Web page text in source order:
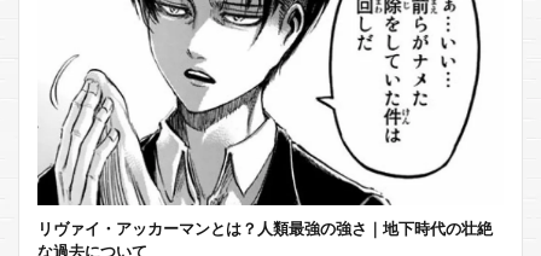
リヴァイ・アッカーマンとは？人類最強の強さ｜地下時代の壮絶
な過去について